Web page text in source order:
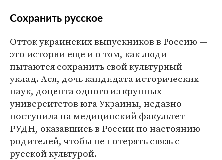
Сохранить русское
Отток украинских выпускников в Россию —
это истории еще и о том, как люди
пытаются сохранить свой культурный
уклад. Ася, дочь кандидата исторических
наук, доцента одного из крупных
университетов юга Украины, недавно
поступила на медицинский факультет
РУДН, оказавшись в России по настоянию
родителей, чтобы не потерять связь с
русской культурой.